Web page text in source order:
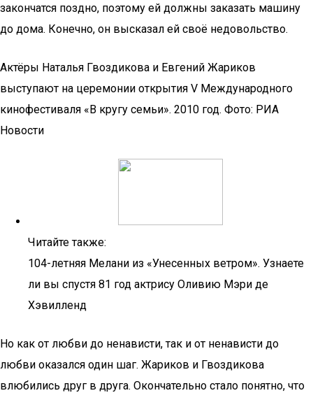
закончатся поздно, поэтому ей должны заказать машину
до дома. Конечно, он высказал ей своё недовольство.
Актёры Наталья Гвоздикова и Евгений Жариков
выступают на церемонии открытия V Международного
кинофестиваля «В кругу семьи». 2010 год. Фото: РИА
Новости
Читайте также:
104-летняя Мелани из «Унесенных ветром». Узнаете
ли вы спустя 81 год актрису Оливию Мэри де
Хэвилленд
Но как от любви до ненависти, так и от ненависти до
любви оказался один шаг. Жариков и Гвоздикова
влюбились друг в друга. Окончательно стало понятно, что